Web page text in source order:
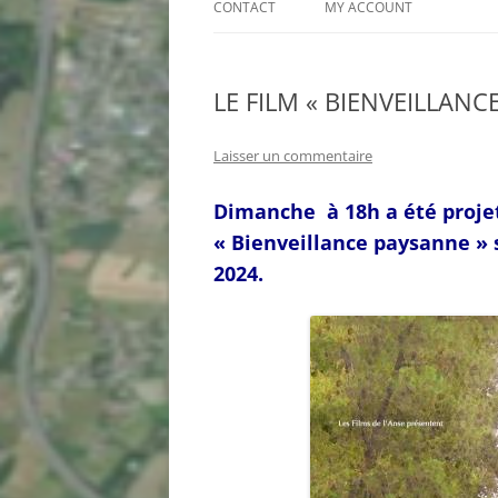
RESULTATS DU QUESTIONNAIRE
SUGGESTIONS DE NOS
CONTACT MY ACCOUNT
LE FILM «
Laisser un commentaire
Dimanche à 18h a été
« Bienveillance paysanne
2024.